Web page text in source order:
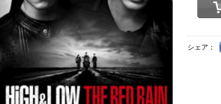
シェア：